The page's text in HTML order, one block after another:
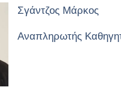
Σγάντζος Μάρκος
Αναπληρωτής